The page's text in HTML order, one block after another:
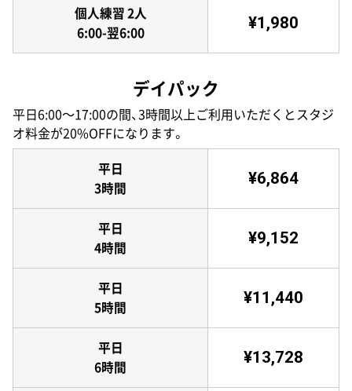
個人練習 2人
6:00-翌6:00
¥1,980
デイパック
平日6:00〜17:00の間、3時間以上ご利用いただくとスタジ
オ料金が20%OFFになります。
平日
3時間
¥6,864
平日
4時間
¥9,152
平日
5時間
¥11,440
平日
6時間
¥13,728